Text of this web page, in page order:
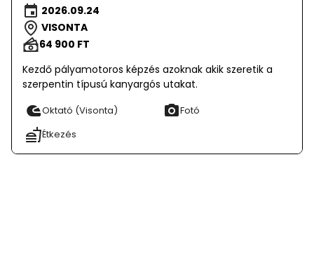
2026.09.24
VISONTA
64 900 FT
Kezdő pályamotoros képzés azoknak akik szeretik a
szerpentin típusú kanyargós utakat.
Oktató (Visonta)
Fotó
Étkezés